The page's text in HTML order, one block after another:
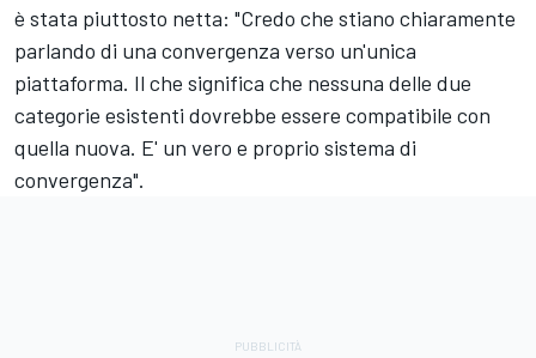
è stata piuttosto netta: "Credo che stiano chiaramente
parlando di una convergenza verso un'unica
piattaforma. Il che significa che nessuna delle due
categorie esistenti dovrebbe essere compatibile con
quella nuova. E' un vero e proprio sistema di
convergenza".